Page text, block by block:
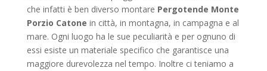
che infatti è ben diverso montare Pergotende Monte
Porzio Catone in città, in montagna, in campagna e al
mare. Ogni luogo ha le sue peculiarità e per ognuno di
essi esiste un materiale specifico che garantisce una
maggiore durevolezza nel tempo. Inoltre ci teniamo a